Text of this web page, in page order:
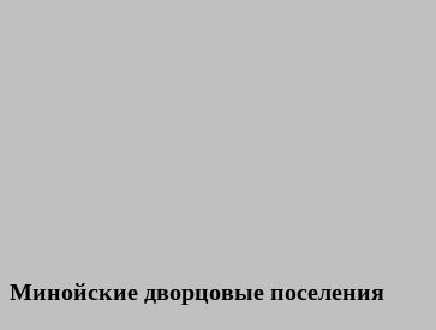
Минойские дворцовые поселения